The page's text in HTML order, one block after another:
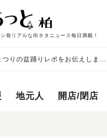
発リアルな街ネタニュース毎日満載！
りの盆踊りレポをお伝えしま
地元人 開店/閉店